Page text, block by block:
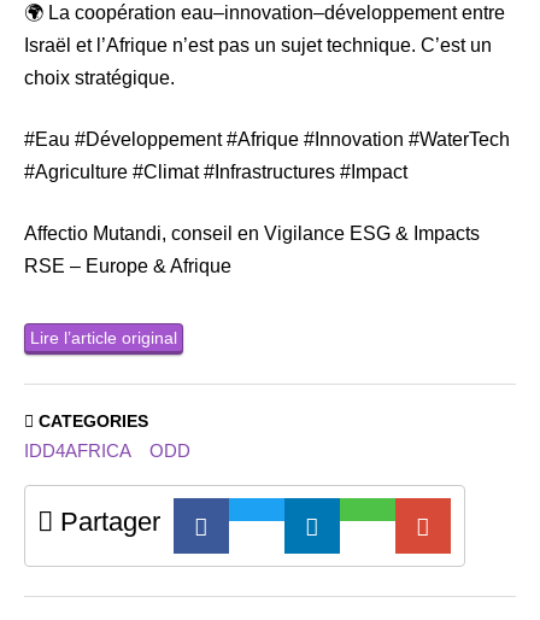
🌍 La coopération eau–innovation–développement entre
Israël et l’Afrique n’est pas un sujet technique. C’est un
choix stratégique.
#Eau #Développement #Afrique #Innovation #WaterTech
#Agriculture #Climat #Infrastructures #Impact
Affectio Mutandi, conseil en Vigilance ESG & Impacts
RSE – Europe & Afrique
Lire l’article original
CATEGORIES
IDD4AFRICA ODD
Partager